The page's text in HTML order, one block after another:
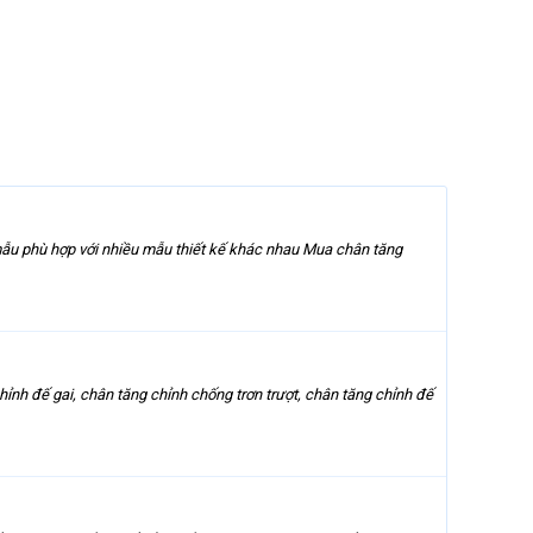
phù hợp với nhiều mẫu thiết kế khác nhau Mua chân tăng
đế gai, chân tăng chỉnh chống trơn trượt, chân tăng chỉnh đế